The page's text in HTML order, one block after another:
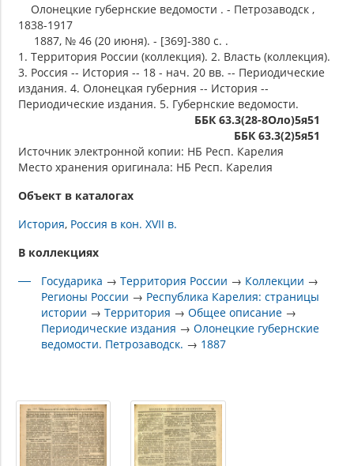
Олонецкие губернские ведомости . - Петрозаводск ,
1838-1917
1887, № 46 (20 июня). - [369]-380 c. .
1. Территория России (коллекция). 2. Власть (коллекция).
3. Россия -- История -- 18 - нач. 20 вв. -- Периодические
издания. 4. Олонецкая губерния -- История --
Периодические издания. 5. Губернские ведомости.
ББК 63.3(28-8Оло)5я51
ББК 63.3(2)5я51
Источник электронной копии: НБ Респ. Карелия
Место хранения оригинала: НБ Респ. Карелия
Объект в каталогах
История Россия в кон. XVII в.
В коллекциях
Государика →Территория России → Коллекции →
Регионы России → Республика Карелия: страницы
истории →Территория →Общее описание →
Периодические издания →Олонецкие губернские
ведомости. Петрозаводск. → 1887